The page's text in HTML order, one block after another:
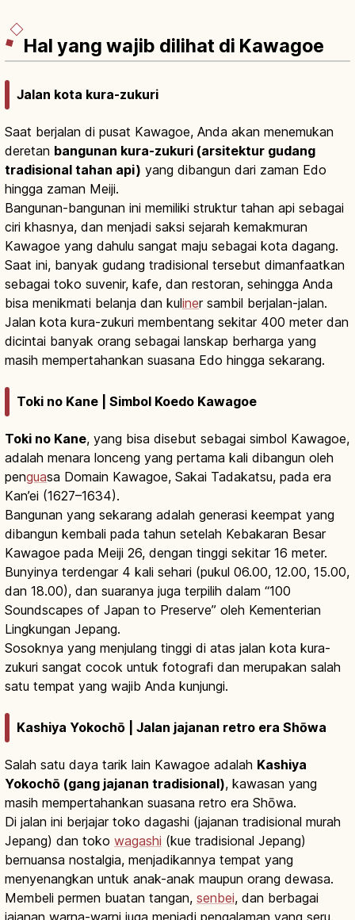
Hal yang wajib dilihat di Kawagoe
Jalan kota kura-zukuri
Saat berjalan di pusat Kawagoe, Anda akan menemukan
deretan bangunan kura-zukuri (arsitektur gudang
tradisional tahan api) yang dibangun dari zaman Edo
hingga zaman Meiji.
Bangunan-bangunan ini memiliki struktur tahan api sebagai
ciri khasnya, dan menjadi saksi sejarah kemakmuran
Kawagoe yang dahulu sangat maju sebagai kota dagang.
Saat ini, banyak gudang tradisional tersebut dimanfaatkan
sebagai toko suvenir, kafe, dan restoran, sehingga Anda
bisa menikmati belanja dan kuliner sambil berjalan-jalan.
Jalan kota kura-zukuri membentang sekitar 400 meter dan
dicintai banyak orang sebagai lanskap berharga yang
masih mempertahankan suasana Edo hingga sekarang.
Toki no Kane | Simbol Koedo Kawagoe
Toki no Kane, yang bisa disebut sebagai simbol Kawagoe,
adalah menara lonceng yang pertama kali dibangun oleh
penguasa Domain Kawagoe, Sakai Tadakatsu, pada era
Kan’ei (1627–1634).
Bangunan yang sekarang adalah generasi keempat yang
dibangun kembali pada tahun setelah Kebakaran Besar
Kawagoe pada Meiji 26, dengan tinggi sekitar 16 meter.
Bunyinya terdengar 4 kali sehari (pukul 06.00, 12.00, 15.00,
dan 18.00), dan suaranya juga terpilih dalam “100
Soundscapes of Japan to Preserve” oleh Kementerian
Lingkungan Jepang.
Sosoknya yang menjulang tinggi di atas jalan kota kura-
zukuri sangat cocok untuk fotografi dan merupakan salah
satu tempat yang wajib Anda kunjungi.
Kashiya Yokochō | Jalan jajanan retro era Shōwa
Salah satu daya tarik lain Kawagoe adalah Kashiya
Yokochō (gang jajanan tradisional), kawasan yang
masih mempertahankan suasana retro era Shōwa.
Di jalan ini berjajar toko dagashi (jajanan tradisional murah
Jepang) dan toko wagashi (kue tradisional Jepang)
bernuansa nostalgia, menjadikannya tempat yang
menyenangkan untuk anak-anak maupun orang dewasa.
Membeli permen buatan tangan, senbei, dan berbagai